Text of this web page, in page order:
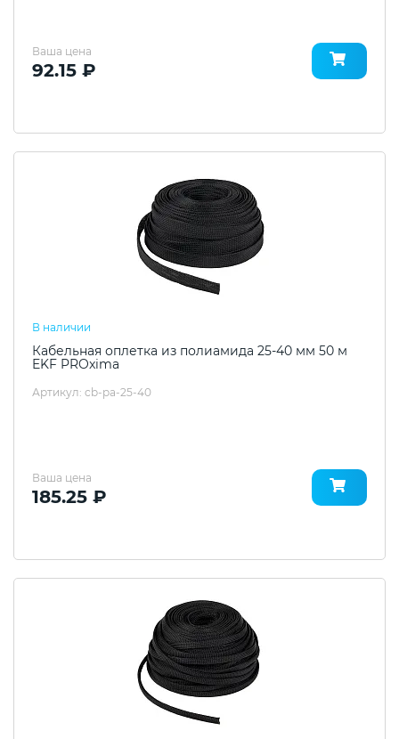
Ваша цена
92.15 ₽
В наличии
Кабельная оплетка из полиамида 25-40 мм 50 м
EKF PROxima
Артикул: cb-pa-25-40
Ваша цена
185.25 ₽